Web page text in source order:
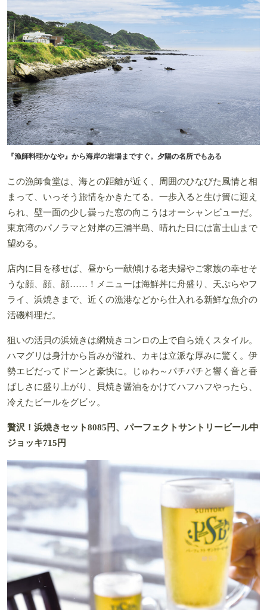
『漁師料理かなや』から海岸の岩場まですぐ。夕陽の名所でもある
この漁師食堂は、海との距離が近く、周囲のひなびた風情と相
まって、いっそう旅情をかきたてる。一歩入ると生け簀に迎え
られ、壁一面の少し曇った窓の向こうはオーシャンビューだ。
東京湾のパノラマと対岸の三浦半島、晴れた日には富士山まで
望める。
店内に目を移せば、昼から一献傾ける老夫婦やご家族の幸せそ
うな顔、顔、顔……！メニューは海鮮丼に舟盛り、天ぷらやフ
ライ、浜焼きまで、近くの漁港などから仕入れる新鮮な魚介の
活磯料理だ。
狙いの活貝の浜焼きは網焼きコンロの上で自ら焼くスタイル。
ハマグリは身汁から旨みが溢れ、カキは立派な厚みに驚く。伊
勢エビだってドーンと豪快に。じゅわ～パチパチと響く音と香
ばしさに盛り上がり、貝焼き醤油をかけてハフハフやったら、
冷えたビールをグビッ。
贅沢！浜焼きセット8085円、パーフェクトサントリービール中
ジョッキ715円